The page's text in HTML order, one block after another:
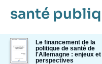
santé
Image
de
couverture
Le financement de la
politique de santé de
l'Allemagne : enjeux et
perspectives